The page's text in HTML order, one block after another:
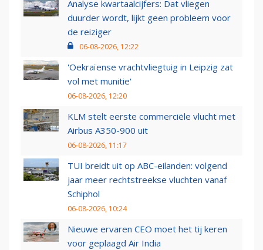
Analyse kwartaalcijfers: Dat vliegen
duurder wordt, lijkt geen probleem voor
de reiziger
06-08-2026, 12:22
'Oekraïense vrachtvliegtuig in Leipzig zat
vol met munitie'
06-08-2026, 12:20
KLM stelt eerste commerciële vlucht met
Airbus A350-900 uit
06-08-2026, 11:17
TUI breidt uit op ABC-eilanden: volgend
jaar meer rechtstreekse vluchten vanaf
Schiphol
06-08-2026, 10:24
Nieuwe ervaren CEO moet het tij keren
voor geplaagd Air India